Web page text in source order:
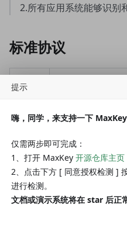
2.所有应用系统能够识别
标准协议
序号
1 OAuth 2.x/
2 SAML 2.0
3 JWT
4 CAS
提示
嗨，同学，来支持一下
仅需两步即可完成：
1、打开 MaxKey 开源仓库主页
2、点击下方 [ 同意授权检测 ]
进行检测。
文档或演示系统将在 star 后正